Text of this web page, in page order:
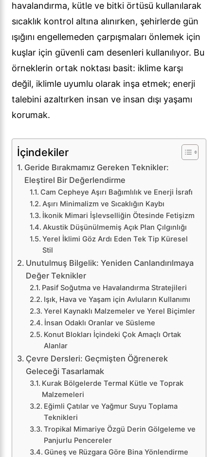
havalandırma, kütle ve bitki örtüsü kullanılarak
sıcaklık kontrol altına alınırken, şehirlerde gün
ışığını engellemeden çarpışmaları önlemek için
kuşlar için güvenli cam desenleri kullanılıyor. Bu
örneklerin ortak noktası basit: iklime karşı
değil, iklimle uyumlu olarak inşa etmek; enerji
talebini azaltırken insan ve insan dışı yaşamı
korumak.
İçindekiler
Geride Bırakmamız Gereken Teknikler:
Eleştirel Bir Değerlendirme
Cam Cepheye Aşırı Bağımlılık ve Enerji İsrafı
Aşırı Minimalizm ve Sıcaklığın Kaybı
İkonik Mimari İşlevselliğin Ötesinde Fetişizm
Akustik Düşünülmemiş Açık Plan Çılgınlığı
Yerel İklimi Göz Ardı Eden Tek Tip Küresel
Stil
Unutulmuş Bilgelik: Yeniden Canlandırılmaya
Değer Teknikler
Pasif Soğutma ve Havalandırma Stratejileri
Işık, Hava ve Yaşam için Avluların Kullanımı
Yerel Kaynaklı Malzemeler ve Yerel Biçimler
İnsan Odaklı Oranlar ve Süsleme
Konut Blokları İçindeki Çok Amaçlı Ortak
Alanlar
Çevre Dersleri: Geçmişten Öğrenerek
Geleceği Tasarlamak
Kurak Bölgelerde Termal Kütle ve Toprak
Malzemeleri
Eğimli Çatılar ve Yağmur Suyu Toplama
Teknikleri
Tropikal Mimariye Özgü Derin Gölgeleme ve
Panjurlu Pencereler
Güneş ve Rüzgara Göre Bina Yönlendirme